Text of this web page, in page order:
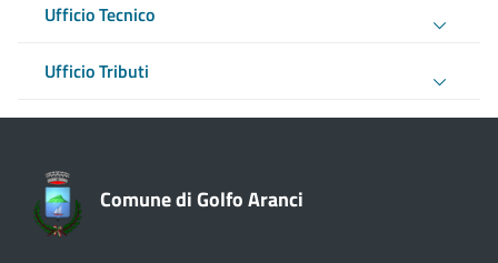
Ufficio Tecnico
Ufficio Tributi
Comune di Golfo Aranci